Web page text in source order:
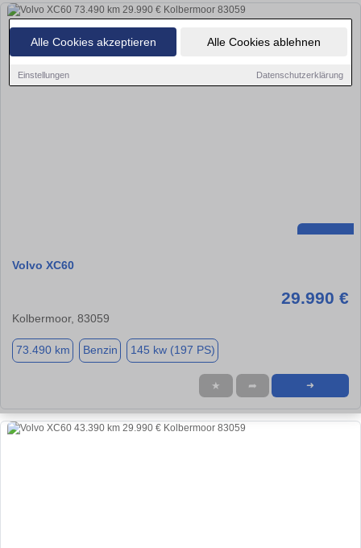
Alle Cookies akzeptieren Alle Cookies ablehnen
Einstellungen Datenschutzerklärung
Volvo XC60
29.990 €
Kolbermoor, 83059
73.490 km Benzin 145 kw (197 PS)
★ ➦ ➜